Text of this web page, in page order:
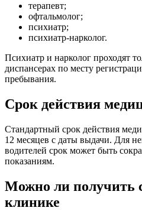
терапевт;
офтальмолог;
психиатр;
психиатр-нарколог.
Психиатр и нарколог проходят
диспансерах по месту
пребывания.
Срок действия
Стандартный срок действия
12 месяцев с даты выдачи. Для
водителей срок может быть
показаниям.
Можно ли получить
клинике